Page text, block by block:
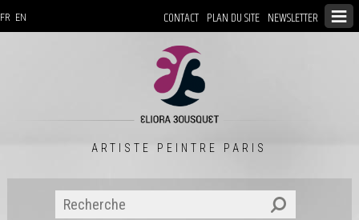
CONTACT PLAN DU SITE NEWSLETTER
FR EN
ARTISTE PEINTRE PARIS